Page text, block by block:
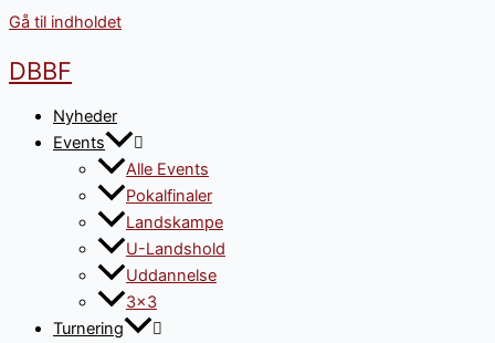
Gå til indholdet
DBBF
Nyheder
Events
Alle Events
Pokalfinaler
Landskampe
U-Landshold
Uddannelse
3×3
Turnering